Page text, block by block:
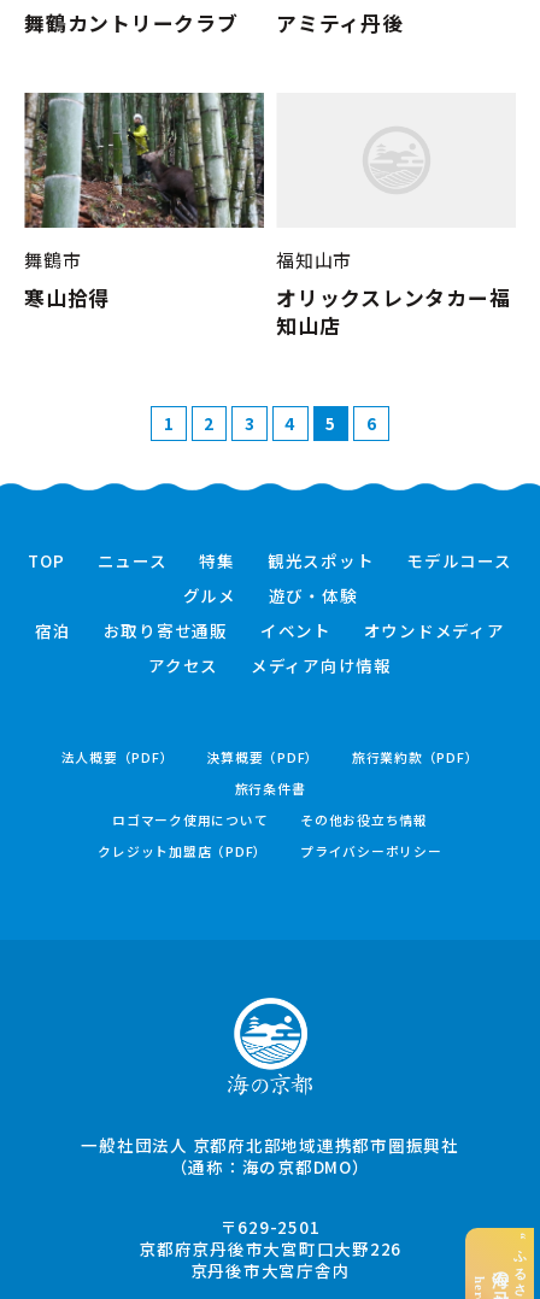
舞鶴カントリークラブ アミティ丹後
舞鶴市
寒山拾得
福知山市
オリックスレンタカー福
知山店
1 2 3 4 5 6
TOP ニュース 特集 観光スポット
モデルコース
グルメ
遊び・体験
宿泊
お取り寄せ通販 イベント
オウンドメディア
アクセス
メディア向け情報
法人概要（PDF） 決算概要（PDF）
旅行業約款（PDF）
旅行条件書
ロゴマーク使用について
その他お役立ち情報
クレジット加盟店（PDF）
プライバシーポリシー
一般社団法人 京都府北部地域連携都市圏振興社
（通称：海の京都DMO）
〒629-2501
京都府京丹後市大宮町口大野226
京丹後市大宮庁舎内